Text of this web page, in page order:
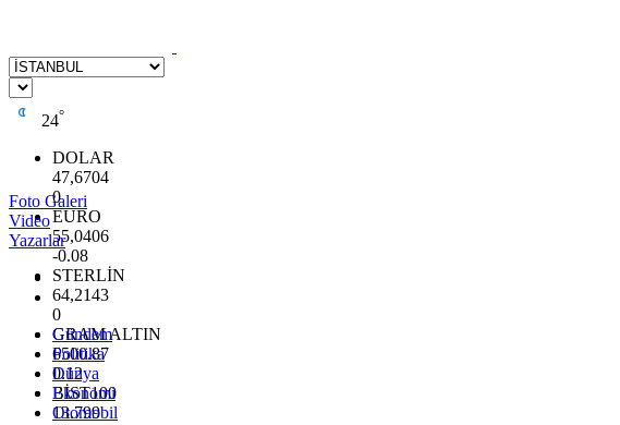
24°
DOLAR
47,6704
0
EURO
55,0406
-0.08
STERLİN
64,2143
0
GRAM ALTIN
6500.87
0.12
BİST100
13.799
Foto Galeri
Video
Yazarlar
Gündem
Politika
Dünya
Ekonomi
Otomobil